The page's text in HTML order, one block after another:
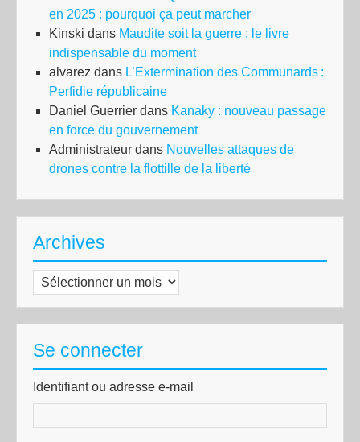
en 2025 : pourquoi ça peut marcher
Kinski dans Maudite soit la guerre : le livre
indispensable du moment
alvarez dans L’Extermination des Communards :
Perfidie républicaine
Daniel Guerrier dans Kanaky : nouveau passage
en force du gouvernement
Administrateur dans Nouvelles attaques de
drones contre la flottille de la liberté
Archives
Archives
Se connecter
Identifiant ou adresse e-mail